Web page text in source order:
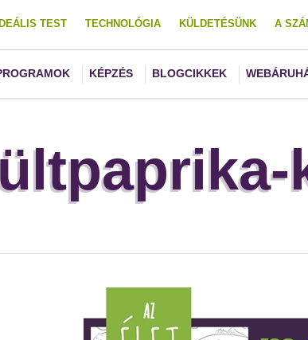
IDEÁLIS TEST TECHNOLÓGIA KÜLDETÉSÜNK A
KÉPZÉS BLOGCIKKEK